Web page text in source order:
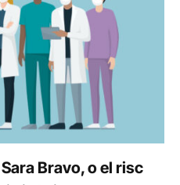
Bravo, o el risc